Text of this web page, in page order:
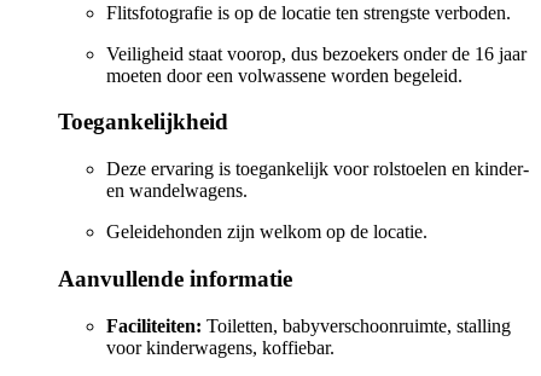
Flitsfotografie is op de locatie ten strengste verboden.
Veiligheid staat voorop, dus bezoekers onder de 16 jaar
moeten door een volwassene worden begeleid.
Toegankelijkheid
Deze ervaring is toegankelijk voor rolstoelen en kinder-
en wandelwagens.
Geleidehonden zijn welkom op de locatie.
Aanvullende informatie
Faciliteiten: Toiletten, babyverschoonruimte, stalling
voor kinderwagens, koffiebar.